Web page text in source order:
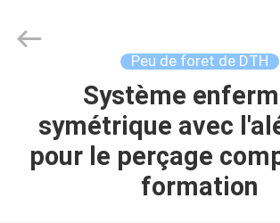
MAISON
DES
(Beijing)
Peu de foret de DTH
Système
symétrique avec
pour le perçage
formation